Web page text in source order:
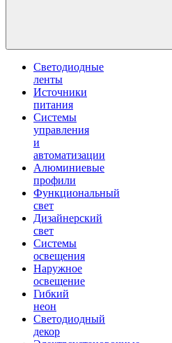
Светодиодные
ленты
Источники
питания
Системы
управления
и
автоматизации
Алюминиевые
профили
Функциональный
свет
Дизайнерский
свет
Системы
освещения
Наружное
освещение
Гибкий
неон
Светодиодный
декор